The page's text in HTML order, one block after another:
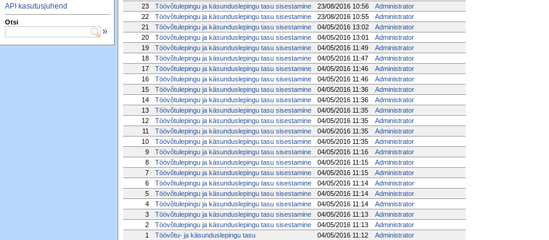
API kasutusjuhend
Otsi
»
23
Töövõtulepingu ja käsunduslepingu tasu sisestamine 23/08/2016 10:56
Administrator
22
Töövõtulepingu ja käsunduslepingu tasu sisestamine 23/08/2016 10:55
Administrator
21
Töövõtulepingu ja käsunduslepingu tasu sisestamine 04/05/2016 13:02
Administrator
20
Töövõtulepingu ja käsunduslepingu tasu sisestamine 04/05/2016 13:01
Administrator
19
Töövõtulepingu ja käsunduslepingu tasu sisestamine 04/05/2016 11:49
Administrator
18
Töövõtulepingu ja käsunduslepingu tasu sisestamine 04/05/2016 11:47
Administrator
17
Töövõtulepingu ja käsunduslepingu tasu sisestamine 04/05/2016 11:46
Administrator
16
Töövõtulepingu ja käsunduslepingu tasu sisestamine 04/05/2016 11:46
Administrator
15
Töövõtulepingu ja käsunduslepingu tasu sisestamine 04/05/2016 11:36
Administrator
14
Töövõtulepingu ja käsunduslepingu tasu sisestamine 04/05/2016 11:36
Administrator
13
Töövõtulepingu ja käsunduslepingu tasu sisestamine 04/05/2016 11:35
Administrator
12
Töövõtulepingu ja käsunduslepingu tasu sisestamine 04/05/2016 11:35
Administrator
11
Töövõtulepingu ja käsunduslepingu tasu sisestamine 04/05/2016 11:35
Administrator
10
Töövõtulepingu ja käsunduslepingu tasu sisestamine 04/05/2016 11:35
Administrator
9
Töövõtulepingu ja käsunduslepingu tasu sisestamine 04/05/2016 11:16
Administrator
8
Töövõtulepingu ja käsunduslepingu tasu sisestamine 04/05/2016 11:15
Administrator
7
Töövõtulepingu ja käsunduslepingu tasu sisestamine 04/05/2016 11:15
Administrator
6
Töövõtulepingu ja käsunduslepingu tasu sisestamine 04/05/2016 11:14
Administrator
5
Töövõtulepingu ja käsunduslepingu tasu sisestamine 04/05/2016 11:14
Administrator
4
Töövõtulepingu ja käsunduslepingu tasu sisestamine 04/05/2016 11:14
Administrator
3
Töövõtulepingu ja käsunduslepingu tasu sisestamine 04/05/2016 11:13
Administrator
2
Töövõtulepingu ja käsunduslepingu tasu sisestamine 04/05/2016 11:13
Administrator
1
Töövõtu- ja käsunduslepingu tasu 04/05/2016 11:12
Administrator